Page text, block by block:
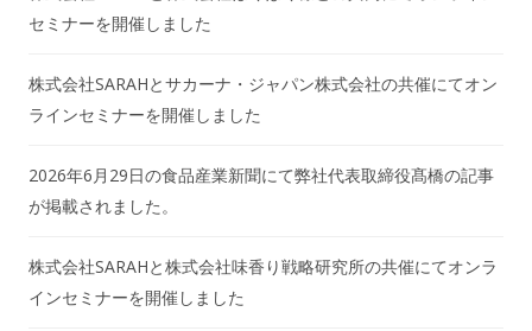
セミナーを開催しました
株式会社SARAHとサカーナ・ジャパン株式会社の共催にてオン
ラインセミナーを開催しました
2026年6月29日の食品産業新聞にて弊社代表取締役髙橋の記事
が掲載されました。
株式会社SARAHと株式会社味香り戦略研究所の共催にてオンラ
インセミナーを開催しました